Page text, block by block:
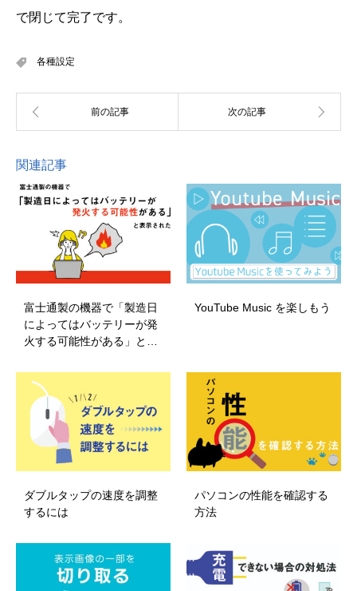
で閉じて完了です。
各種設定
関連記事
富士通製の機器で「製造日
によってはバッテリーが発
火する可能性がある」と…
YouTube Music を楽しもう
ダブルタップの速度を調整
するには
パソコンの性能を確認する
方法